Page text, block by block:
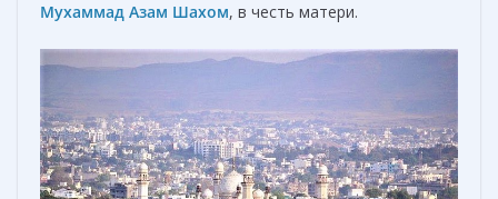
Мухаммад Азам Шахом, в честь матери.